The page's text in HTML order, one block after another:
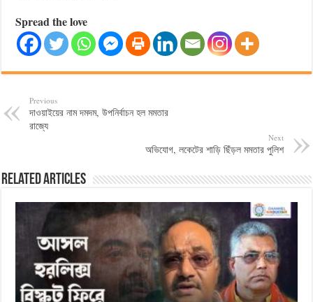
Spread the love
Previous
দাওয়াইয়ের নাম দমদম, উপনির্বাচন হল মমতার
রাজ্যে
Next
অভিযোগ, লকেটের শাড়ি ছিঁড়ল মমতার পুলিশ
Related Articles